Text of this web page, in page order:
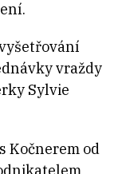
vraždy
Sylvie
Kočnerem od